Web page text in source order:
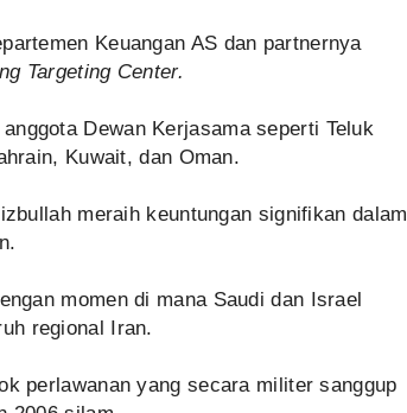
Keuangan AS dan partnernya
Targeting Center.
Dewan Kerjasama seperti Teluk
Kuwait, dan Oman.
meraih keuntungan signifikan dalam
momen di mana Saudi dan Israel
regional Iran.
perlawanan yang secara militer sanggup